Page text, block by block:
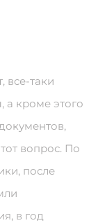
все-таки
а кроме этого
вопрос. По
после
в год